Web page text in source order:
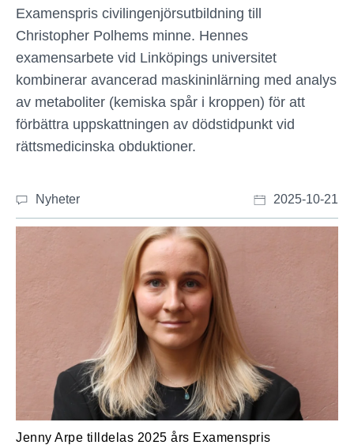
Examenspris civilingenjörsutbildning till
Christopher Polhems minne. Hennes
examensarbete vid Linköpings universitet
kombinerar avancerad maskininlärning med analys
av metaboliter (kemiska spår i kroppen) för att
förbättra uppskattningen av dödstidpunkt vid
rättsmedicinska obduktioner.
Nyheter 2025-10-21
Jenny Arpe tilldelas 2025 års Examenspris